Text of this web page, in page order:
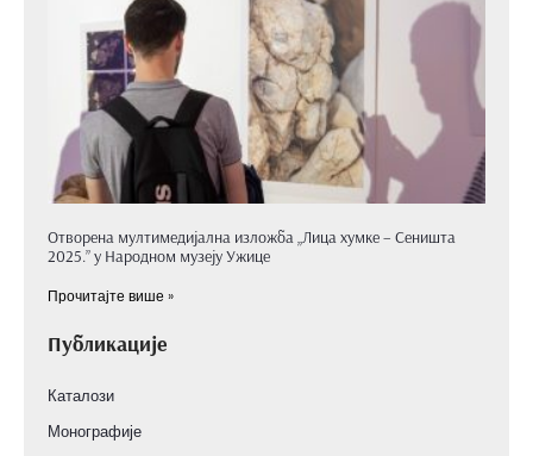
Отворена мултимедијална изложба „Лица хумке – Сеништа
2025.” у Народном музеју Ужице
Прочитајте више »
Публикације
Каталози
Монографије